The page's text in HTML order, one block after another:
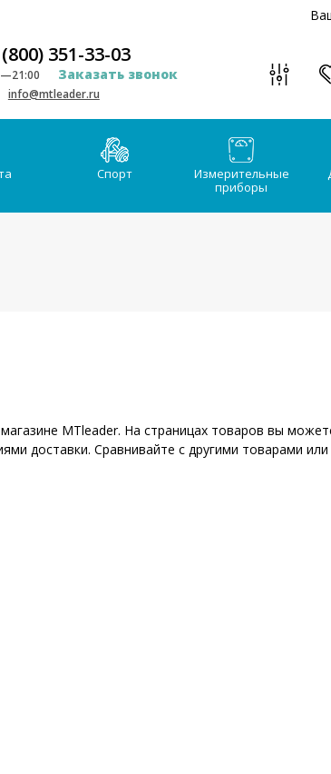
351-33-03
Заказать звонок
info@mtleader.ru
Спорт
Измерительные
приборы
MTleader. На страницах товаров вы
доставки. Сравнивайте с другими товарами